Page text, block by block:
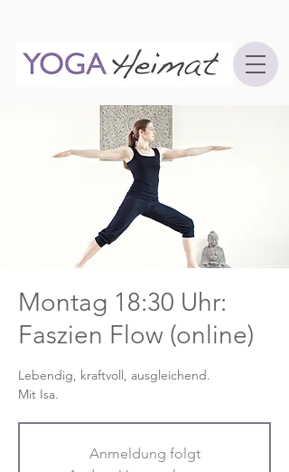
Montag 18:30 Uhr:
Faszien Flow (online)
Lebendig, kraftvoll, ausgleichend.
Mit Isa.
Anmeldung folgt